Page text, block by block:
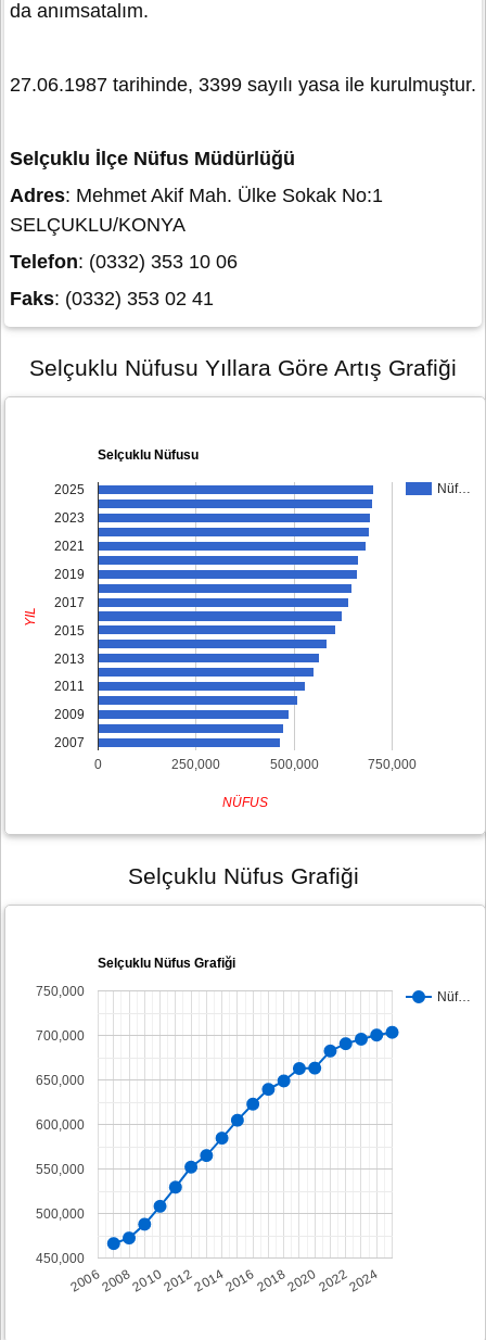
da anımsatalım.
27.06.1987 tarihinde, 3399 sayılı yasa ile kurulmuştur.
Selçuklu İlçe Nüfus Müdürlüğü
Adres: Mehmet Akif Mah. Ülke Sokak No:1
SELÇUKLU/KONYA
Telefon: (0332) 353 10 06
Faks: (0332) 353 02 41
Selçuklu Nüfusu Yıllara Göre Artış Grafiği
Selçuklu Nüfusu
Nüf…
0 250,000 500,000 750,000
2025
2023
2021
2019
2017
2015
2013
2011
2009
2007
NÜFUS
YIL
Selçuklu Nüfus Grafiği
Selçuklu Nüfus Grafiği
Nüf…
2006200820102012201420162018202020222024
450,000
500,000
550,000
600,000
650,000
700,000
750,000